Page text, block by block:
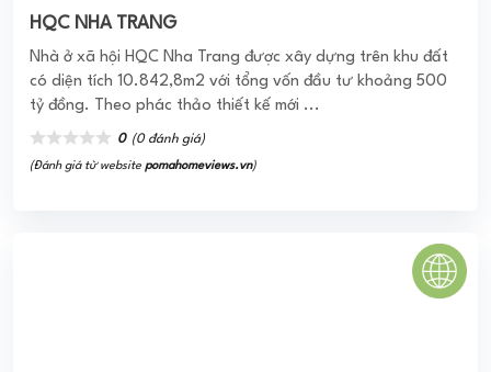
HQC NHA TRANG
Nhà ở xã hội HQC Nha Trang được xây dựng trên khu đất
có diện tích 10.842,8m2 với tổng vốn đầu tư khoảng 500
tỷ đồng. Theo phác thảo thiết kế mới ...
0 (0 đánh giá)
(Đánh giá từ website pomahomeviews.vn)